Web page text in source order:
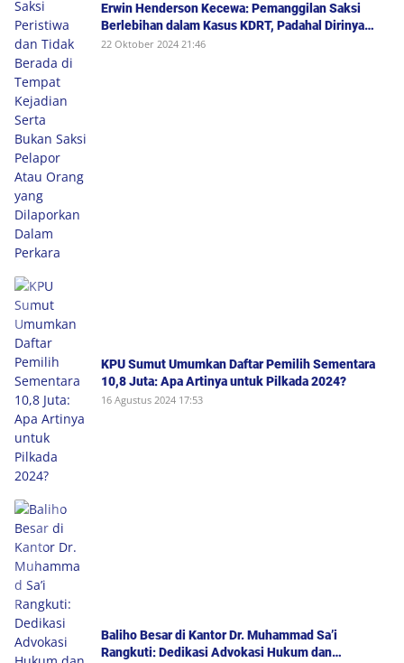
Erwin Henderson Kecewa: Pemanggilan Saksi
Berlebihan dalam Kasus KDRT, Padahal Dirinya
Saksi Peristiwa dan Tidak Berada di Tempat
22 Oktober 2024 21:46
KPU Sumut Umumkan Daftar Pemilih Sementara
10,8 Juta: Apa Artinya untuk Pilkada 2024?
16 Agustus 2024 17:53
Baliho Besar di Kantor Dr. Muhammad Sa’i
Rangkuti: Dedikasi Advokasi Hukum dan